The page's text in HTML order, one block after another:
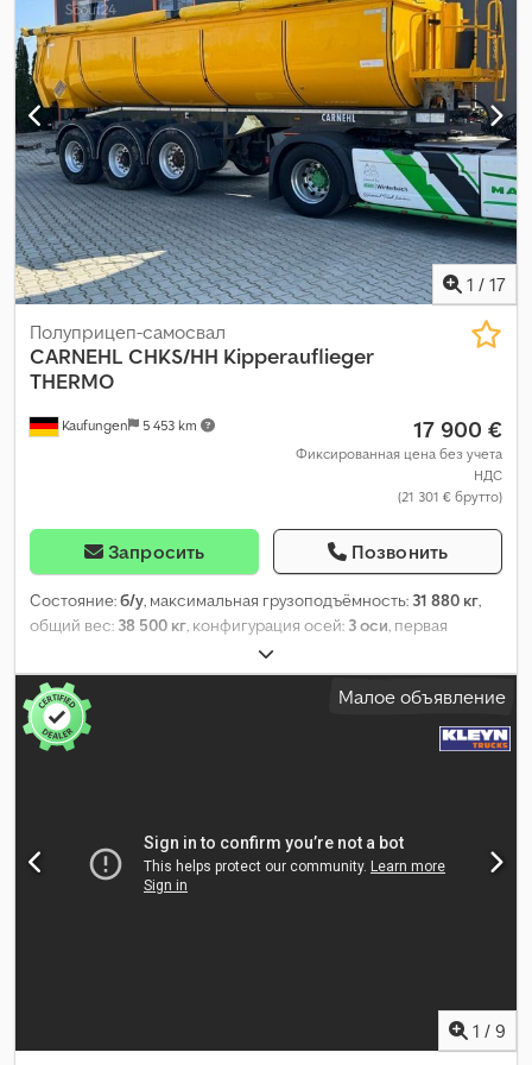
1 / 17
Kaufungen 5 453 km
Полуприцеп-самосвал
CARNEHL CHKS/HH Kipperauflieger
THERMO
17 900 €
Фиксированная цена без учета
НДС
(21 301 € брутто)
Запросить Позвонить
Состояние:б/у, максимальная грузоподъёмность: 31 880 кг,
общий вес: 38 500 кг , конфигурация осей: 3 оси , первая
, следующая проверка (TÜV):
Год выпуска:2018,
Малое объявление
1 / 9